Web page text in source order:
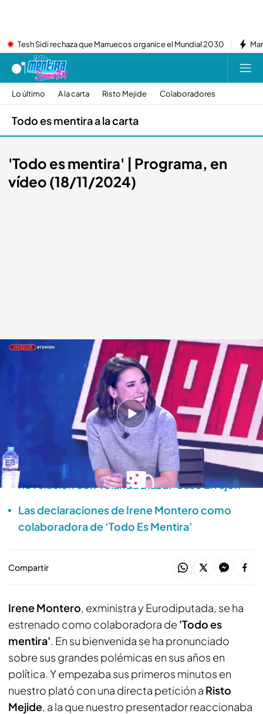
Tesh Sidi rechaza que Marruecos organice el Mundial 2030
Lo último A la carta Risto Mejide Colaboradores
Todo es mentira a la carta
'Todo es mentira' | Programa, en
vídeo (18/11/2024)
El programa completo.
Todo es mentira
18 NOV 2024 - 20:48h.
¡Dale al 'play' y disfruta del programa completo
de 'Todo es mentira'!
Irene Montero, en su estreno en ‘TEM’: de su
no relación con Yolanda Díaz al 'Caso Errejón'
Las declaraciones de Irene Montero como
colaboradora de ‘Todo Es Mentira’
Compartir
Irene Montero, exministra y Eurodiputada, se ha
estrenado como colaboradora de 'Todo es
mentira'. En su bienvenida se ha pronunciado
sobre sus grandes polémicas en sus años en
política. Y empezaba sus primeros minutos en
nuestro plató con una directa petición a Risto
Mejide, a la que nuestro presentador reaccionaba